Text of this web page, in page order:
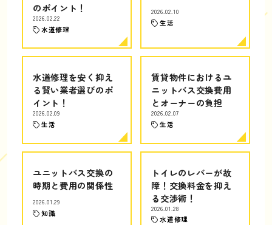
のポイント！
2026.02.22
水道修理
2026.02.10
生活
水道修理を安く抑え
る賢い業者選びのポ
イント！
2026.02.09
生活
賃貸物件におけるユ
ニットバス交換費用
とオーナーの負担
2026.02.07
生活
ユニットバス交換の
時期と費用の関係性
2026.01.29
知識
トイレのレバーが故
障！交換料金を抑え
る交渉術！
2026.01.28
水道修理